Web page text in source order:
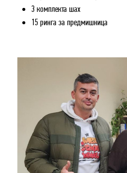
3 комплекта шах
15 ринга за предмишница